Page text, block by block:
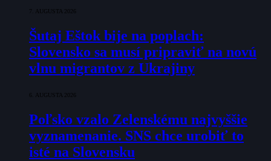
7. AUGUSTA 2026
Šutaj Eštok bije na poplach:
Slovensko sa musí pripraviť na novú
vlnu migrantov z Ukrajiny
6. AUGUSTA 2026
Poľsko vzalo Zelenskému najvyššie
vyznamenanie. SNS chce urobiť to
isté na Slovensku